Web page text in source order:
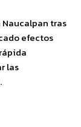
Naucalpan tras
efectos
las